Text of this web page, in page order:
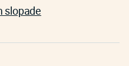
slopade